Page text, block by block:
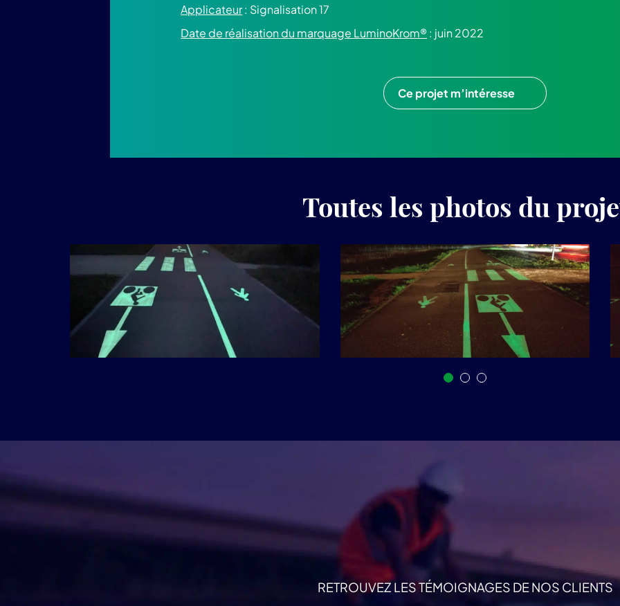
Applicateur: Signalisation 17
Date de réalisation du marquage LuminoKrom®: juin 2022
Ce projet m’intéresse
Toutes les photos du
RETROUVEZ LES TÉMOIGNAGES DE NOS CLIENTS